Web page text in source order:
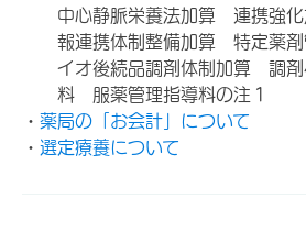
中心静脈栄養法加算 連携強
報連携体制整備加算 特定薬
イオ後続品調剤体制加算 調剤
料 服薬管理指導料の注１
・ 薬局の「お会計」について
・ 選定療養について